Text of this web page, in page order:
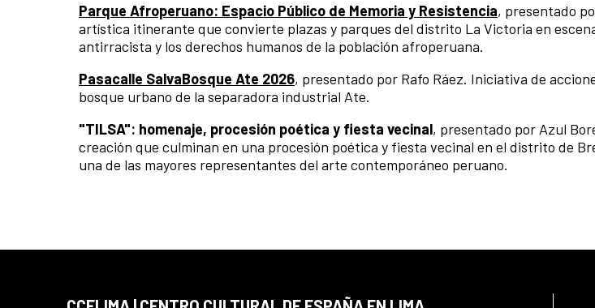
Parque Afroperuano: Espacio Público de Memoria y Resistencia, presentado
artística itinerante que convierte plazas y parques del distrito La Victoria en
antirracista y los derechos humanos de la población afroperuana.
Pasacalle SalvaBosque Ate 2026, presentado por Rafo Ráez. Iniciativa de
bosque urbano de la separadora industrial Ate.
"TILSA": homenaje, procesión poética y fiesta vecinal, presentado por Azul
creación que culminan en una procesión poética y fiesta vecinal en el distrito de
una de las mayores representantes del arte contemporáneo peruano.